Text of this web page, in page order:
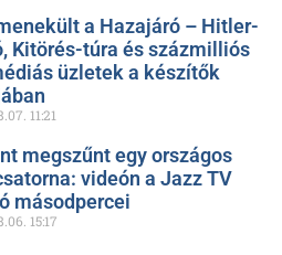
a Hazajáró – Hitler-
Kitörés-túra és százmilliós
üzletek a készítők
11:21
megszűnt egy országos
videón a Jazz TV
másodpercei
15:17